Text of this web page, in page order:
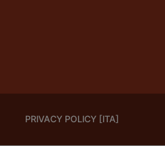
PRIVACY POLICY [ITA]